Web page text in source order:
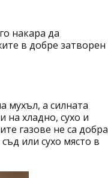
накара да
в добре затворен
мухъл, а силната
на хладно, сухо и
газове не са добра
или сухо място в